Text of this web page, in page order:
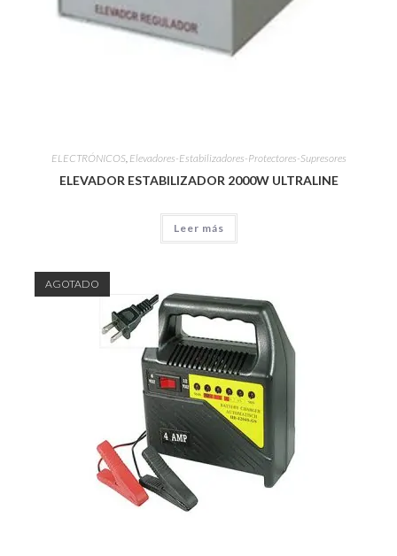
ELECTRÓNICOS, Elevadores-Estabilizadores-Protectores-Supresores
ELEVADOR ESTABILIZADOR 2000W ULTRALINE
Leer más
AGOTADO